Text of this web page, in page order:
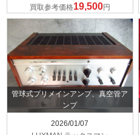
買取参考価格19,500円
管球式プリメインアンプ、真空管ア
ンプ
2026/01/07